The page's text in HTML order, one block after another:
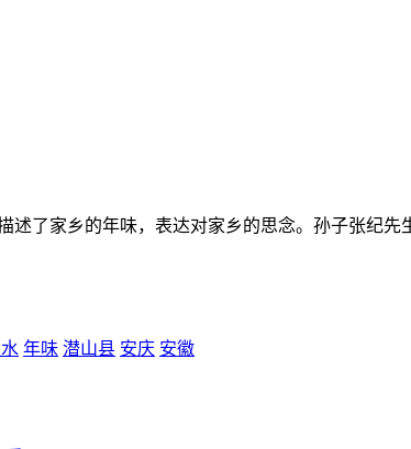
了家乡的年味，表达对家乡的思念。孙子张纪
年味 潜山县 安庆 安徽